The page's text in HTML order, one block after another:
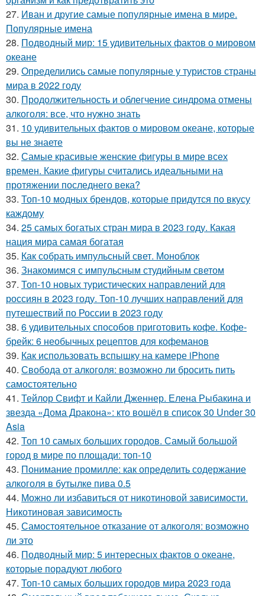
27. Иван и другие самые популярные имена в мире.
Популярные имена
28. Подводный мир: 15 удивительных фактов о мировом
океане
29. Определились самые популярные у туристов страны
мира в 2022 году
30. Продолжительность и облегчение синдрома отмены
алкоголя: все, что нужно знать
31. 10 удивительных фактов о мировом океане, которые
вы не знаете
32. Самые красивые женские фигуры в мире всех
времен. Какие фигуры считались идеальными на
протяжении последнего века?
33. Топ-10 модных брендов, которые придутся по вкусу
каждому
34. 25 самых богатых стран мира в 2023 году. Какая
нация мира самая богатая
35. Как собрать импульсный свет. Моноблок
36. Знакомимся с импульсным студийным светом
37. Топ-10 новых туристических направлений для
россиян в 2023 году. Топ-10 лучших направлений для
путешествий по России в 2023 году
38. 6 удивительных способов приготовить кофе. Кофе-
брейк: 6 необычных рецептов для кофеманов
39. Как использовать вспышку на камере iPhone
40. Свобода от алкоголя: возможно ли бросить пить
самостоятельно
41. Тейлор Свифт и Кайли Дженнер. Елена Рыбакина и
звезда «Дома Дракона»: кто вошёл в список 30 Under 30
Asia
42. Топ 10 самых больших городов. Самый большой
город в мире по площади: топ-10
43. Понимание промилле: как определить содержание
алкоголя в бутылке пива 0.5
44. Можно ли избавиться от никотиновой зависимости.
Никотиновая зависимость
45. Самостоятельное отказание от алкоголя: возможно
ли это
46. Подводный мир: 5 интересных фактов о океане,
которые порадуют любого
47. Топ-10 самых больших городов мира 2023 года